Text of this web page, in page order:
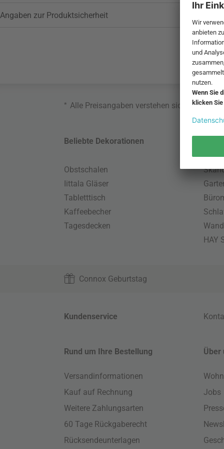
Angaben zur Produktsicherheit
* Alle Preisangaben verstehen sich inklusive
Beliebte Dekorationen
Obstschalen
Iittala Gläser
Tabletttisch
Kaffeebecher
Tagesdecken
HAY
Connox Geburtstag
Kundenservice
Rund um Ihre Bestellung
Versandinformationen
Kauf auf Rechnung
Weitere Zahlungsarten
60 Tage Rückgaberecht
Rücksendeunterlagen
Über
Jobs